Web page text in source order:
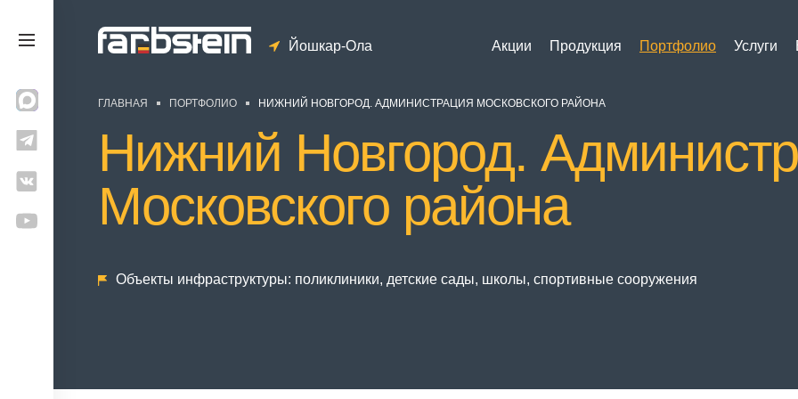
Йошкар-Ола Акции Продукция Портфолио Услуги
ГЛАВНАЯ ПОРТФОЛИО НИЖНИЙ НОВГОРОД. АДМИНИСТРАЦИЯ МОСКОВСКОГО РАЙОНА
Нижний Новгород.
Московского района
Объекты инфраструктуры: поликлиники, детские сады, школы, спортивные сооружения